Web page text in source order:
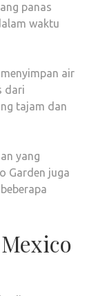
panas
waktu
air
dari
tajam dan
yang
Garden juga